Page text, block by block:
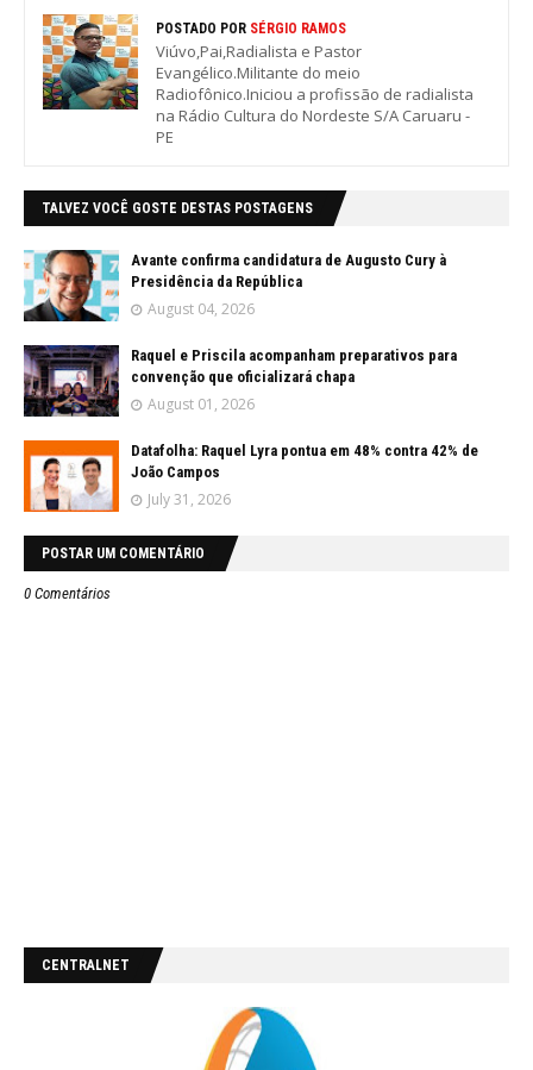
POSTADO POR SÉRGIO RAMOS
Viúvo,Pai,Radialista e Pastor
Evangélico.Militante do meio
Radiofônico.Iniciou a profissão de radialista
na Rádio Cultura do Nordeste S/A Caruaru -
PE
TALVEZ VOCÊ GOSTE DESTAS POSTAGENS
Avante confirma candidatura de Augusto Cury à
Presidência da República
August 04, 2026
Raquel e Priscila acompanham preparativos para
convenção que oficializará chapa
August 01, 2026
Datafolha: Raquel Lyra pontua em 48% contra 42% de
João Campos
July 31, 2026
POSTAR UM COMENTÁRIO
0 Comentários
CENTRALNET